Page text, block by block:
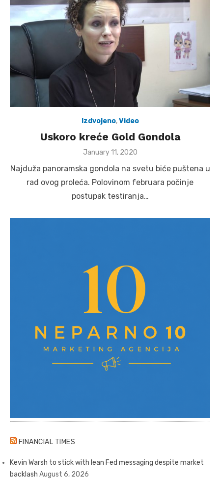
Izdvojeno,Video
Uskoro kreće Gold Gondola
Posted
January 11, 2020
Najduža panoramska gondola na svetu biće puštena u
rad ovog proleća. Polovinom februara počinje
postupak testiranja…
FINANCIAL TIMES
Kevin Warsh to stick with lean Fed messaging despite market
backlash August 6, 2026